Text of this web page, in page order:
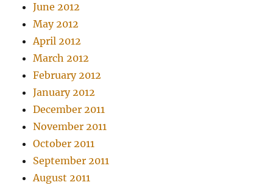
June 2012
May 2012
April 2012
March 2012
February 2012
January 2012
December 2011
November 2011
October 2011
September 2011
August 2011